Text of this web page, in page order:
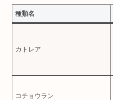
種類名
カトレア
コチョウラン